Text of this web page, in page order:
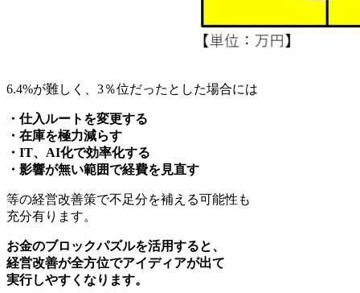
6.4%が難しく、3％位だったとした場合には
・仕入ルートを変更する
・在庫を極力減らす
・IT、AI化で効率化する
・影響が無い範囲で経費を見直す
等の経営改善策で不足分を補える可能性も
充分有ります。
お金のブロックパズルを活用すると、
経営改善が全方位でアイディアが出て
実行しやすくなります。